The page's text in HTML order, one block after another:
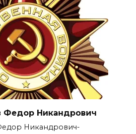
Федор Никандрович
Никандрович-